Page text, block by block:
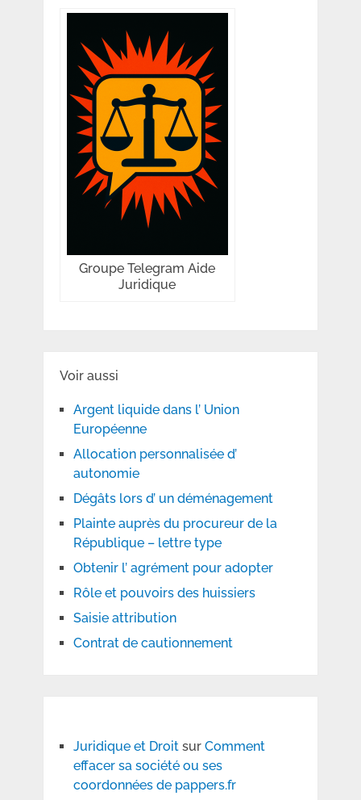
Groupe Telegram Aide
Juridique
Voir aussi
Argent liquide dans l’ Union
Européenne
Allocation personnalisée d’
autonomie
Dégâts lors d’ un déménagement
Plainte auprès du procureur de la
République – lettre type
Obtenir l’ agrément pour adopter
Rôle et pouvoirs des huissiers
Saisie attribution
Contrat de cautionnement
Juridique et Droitsur Comment
effacer sa société ou ses
coordonnées de pappers.fr